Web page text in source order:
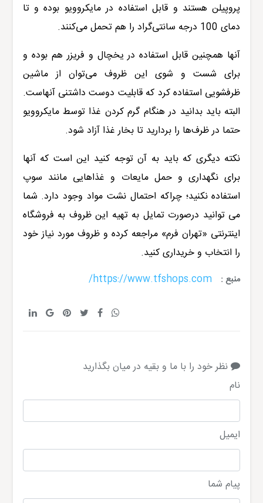
پروپیلن هستند و قابل استفاده در مایکروویو بوده و تا
دمای 100 درجه سانتی‌گراد را هم تحمل می‌کنند.
آنها همچنین قابل استفاده در یخچال و فریزر هم بوده و
برای شست و شوی این ظروف می‌توان از ماشین
ظرفشویی استفاده کرد که قابلیت دوست داشتنی آنهاست.
البته باید بدانید در هنگام گرم کردن غذا توسط مایکروویو
حتما در ظرف‌ها را بردارید تا بخار غذا آزاد شود.
نکته دیگری که باید به آن توجه کنید این است که آنها
برای نگهداری و حمل مایعات و غذاهایی مانند سوپ
استفاده نکنید؛ چراکه احتمال نشت مواد وجود دارد. شما
می توانید درصورت تمایل به تهیه این ظروف به فروشگاه
اینترنتی «تهران فرم» مراجعه کرده و ظروف مورد نیاز خود
را انتخاب و خریداری کنید.
منبع : https://www.tfshops.com/
نظر خود را با ما و بقیه در میان بگذارید
نام
ایمیل
پیام شما